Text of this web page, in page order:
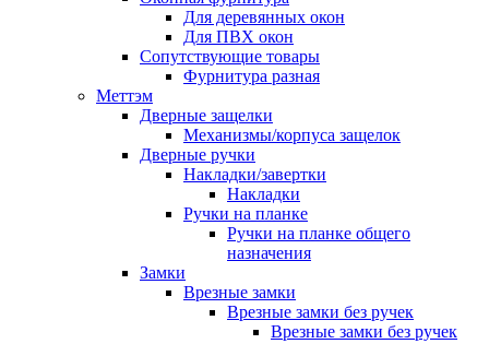
Для деревянных окон
Для ПВХ окон
Сопутствующие товары
Фурнитура разная
Меттэм
Дверные защелки
Механизмы/корпуса защелок
Дверные ручки
Накладки/завертки
Накладки
Ручки на планке
Ручки на планке общего
назначения
Замки
Врезные замки
Врезные замки без ручек
Врезные замки без ручек